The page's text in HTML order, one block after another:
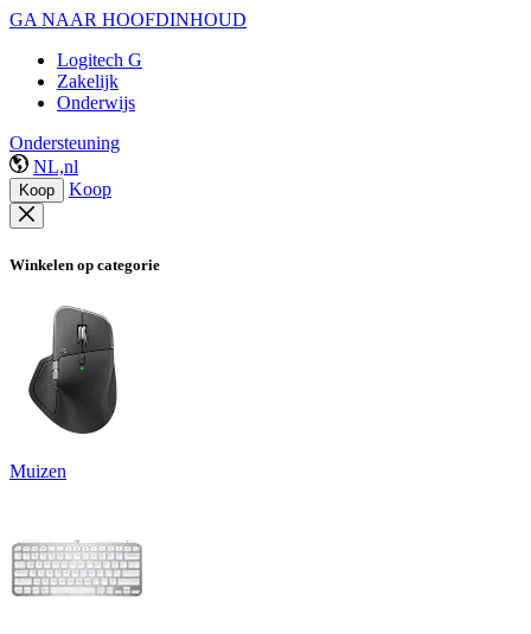
GA NAAR HOOFDINHOUD
Logitech G
Zakelijk
Onderwijs
Ondersteuning
NL,nl
Koop Koop
Winkelen op categorie
Muizen